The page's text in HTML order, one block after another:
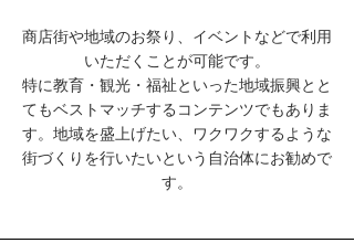
商店街や地域のお祭り、イベントなどで利用
いただくことが可能です。
特に教育・観光・福祉といった地域振興とと
てもベストマッチするコンテンツでもありま
す。​地域を盛上げたい、ワクワクするような
街づくりを行いたいという自治体にお勧めで
す。